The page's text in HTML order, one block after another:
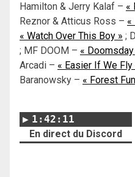
Hamilton & Jerry Kalaf – «
Reznor & Atticus Ross – «
« Watch Over This Boy » ;
; MF DOOM – «
Arcadi – « Easier If We Fly
Baranowsky – « Forest
1:42:11
En direct du Discord